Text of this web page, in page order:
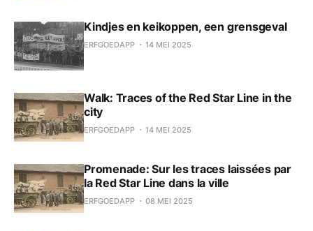
Kindjes en keikoppen, een grensgeval
ERFGOEDAPP 14 MEI 2025
Walk: Traces of the Red Star Line in the
city
ERFGOEDAPP 14 MEI 2025
Promenade: Sur les traces laissées par
la Red Star Line dans la ville
ERFGOEDAPP 08 MEI 2025